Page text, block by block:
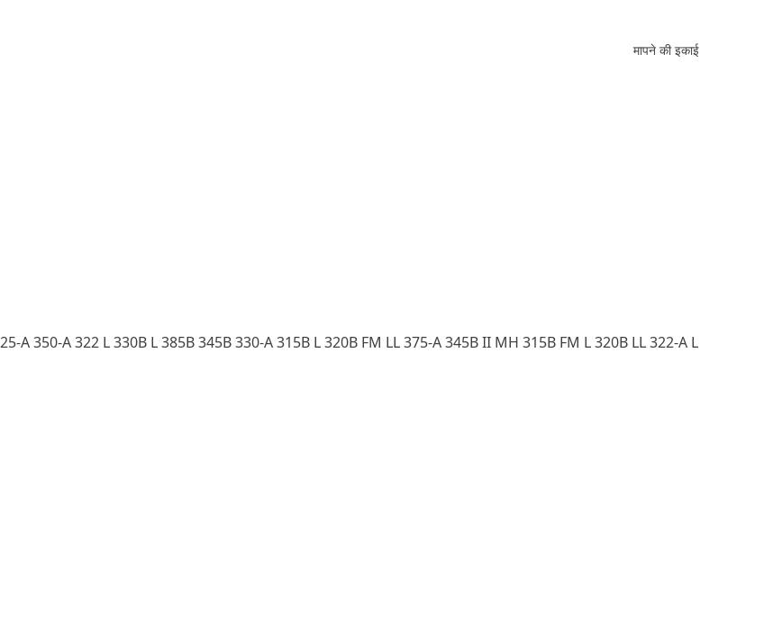
मापने की इकाई
A 350-A 322 L 330B L 385B 345B 330-A 315B L 320B FM LL 375-A 345B II MH 315B FM L 320B LL 322-A L